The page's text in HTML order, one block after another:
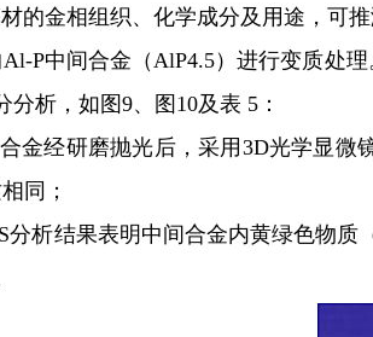
的金相组织、化学成分及用途，可
P中间合金（AlP4.5）进行变质处
分析，如图9、图10及表 5：
金经研磨抛光后，采用3D光学显微
同；
分析结果表明中间合金内黄绿色物质